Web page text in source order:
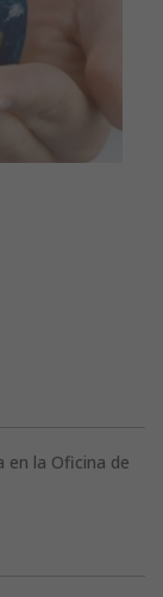
en la Oficina de